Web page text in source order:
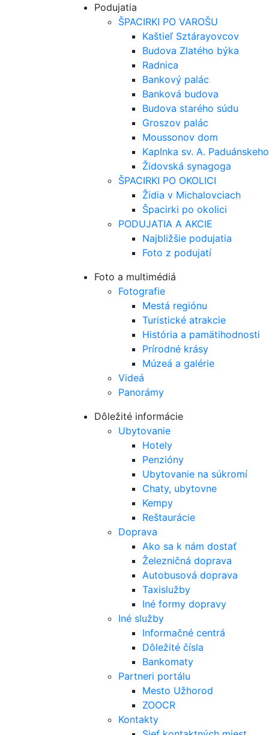
Podujatia
ŠPACIRKI PO VAROŠU
Kaštieľ Sztárayovcov
Budova Zlatého býka
Radnica
Bankový palác
Banková budova
Budova starého súdu
Groszov palác
Moussonov dom
Kaplnka sv. A. Paduánskeho
Židovská synagoga
ŠPACIRKI PO OKOLICI
Židia v Michalovciach
Špacirki po okolici
PODUJATIA A AKCIE
Najbližšie podujatia
Foto z podujatí
Foto a multimédiá
Fotografie
Mestá regiónu
Turistické atrakcie
História a pamätihodnosti
Prírodné krásy
Múzeá a galérie
Videá
Panorámy
Dôležité informácie
Ubytovanie
Hotely
Penzióny
Ubytovanie na súkromí
Chaty, ubytovne
Kempy
Reštaurácie
Doprava
Ako sa k nám dostať
Železničná doprava
Autobusová doprava
Taxislužby
Iné formy dopravy
Iné služby
Informačné centrá
Dôležité čísla
Bankomaty
Partneri portálu
Mesto Užhorod
ZOOCR
Kontakty